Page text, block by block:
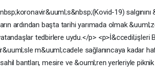
19) salgınını
ardından başta tarihi yarımada olmak
tedbirlere uydu.</p> <p>İ&ccedil;işleri
m&uuml;cadele sağlanıncaya kadar
bantları, mesire ve &ouml;ren yerleriyle piknik